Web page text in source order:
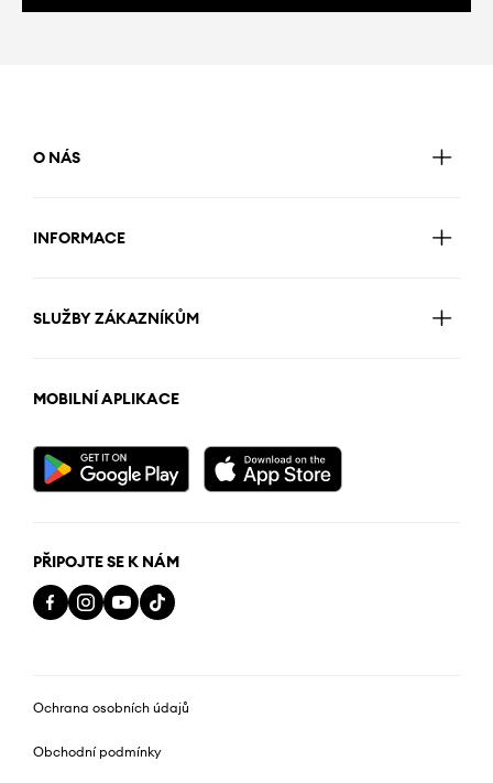
O NÁS
INFORMACE
SLUŽBY ZÁKAZNÍKŮM
MOBILNÍ APLIKACE
PŘIPOJTE SE K NÁM
Ochrana osobních údajů
Obchodní podmínky